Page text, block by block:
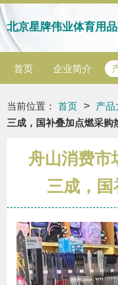
北京星牌伟业体育用
首页 企业简介
当前位置： 首页 > 产品
三成，国补叠加点燃采购
舟山消费市
三成，